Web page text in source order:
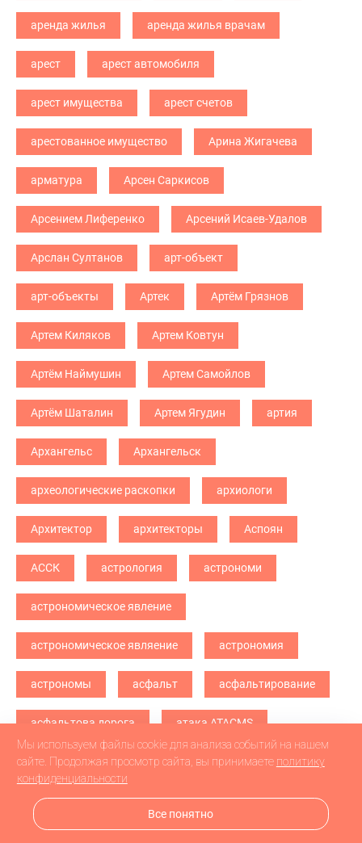
аренда жилья аренда жилья врачам
арест арест автомобиля
арест имущества арест счетов
арестованное имущество Арина Жигачева
арматура Арсен Саркисов
Арсением Лиференко Арсений Исаев-Удалов
Арслан Султанов арт-объект
арт-объекты Артек Артём Грязнов
Артем Киляков Артем Ковтун
Артём Наймушин Артем Самойлов
Артём Шаталин Артем Ягудин артия
Архангельс Архангельск
археологические раскопки архиологи
Архитектор архитекторы Аспоян
АССК астрология астрономи
астрономическое явление
астрономическое являение астрономия
астрономы асфальт асфальтирование
асфальтова дорога атака ATACMS
атака БПЛА атака дронв атака дронов
атака дронов БПЛА атака дронов\
Мы используем файлы cookie для анализа событий на нашем
сайте. Продолжая просмотр сайта, вы принимаете политику
конфиденциальности
Все понятно